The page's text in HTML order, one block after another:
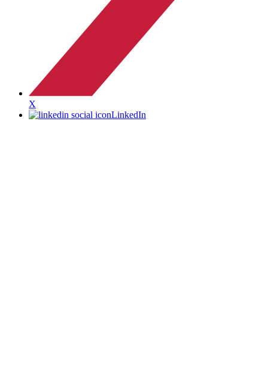
X
LinkedIn